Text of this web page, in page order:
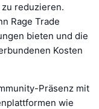
reduzieren.
Rage Trade
bieten und die
Kosten
Präsenz mit
wie